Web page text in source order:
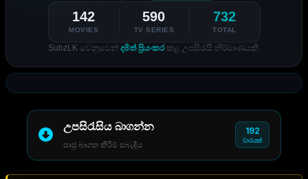
142
MOVIES
590
TV SERIES
732
TOTAL
SubzLK වෙනුවෙන් දමිත් ප්‍රියංකරකළ උපසිරැසි නිර්මාණයකි.
උපසිරැසිය බාගන්න
සෘජු බාගත කිරීම් සබැඳිය
192
වාරයක්